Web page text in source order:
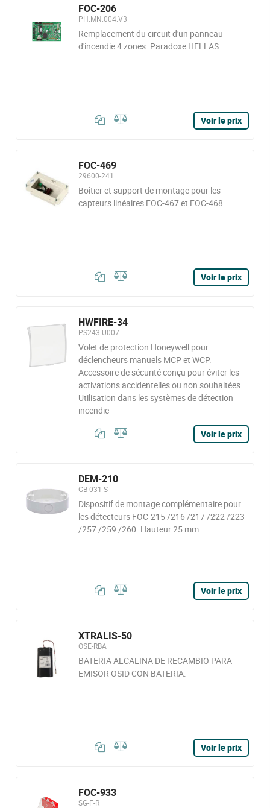
FOC-206
PH.MN.004.V3
Remplacement du circuit d'un panneau
d'incendie 4 zones. Paradoxe HELLAS.
Voir le prix
FOC-469
29600-241
Boîtier et support de montage pour les
capteurs linéaires FOC-467 et FOC-468
Voir le prix
HWFIRE-34
PS243-U007
Volet de protection Honeywell pour
déclencheurs manuels MCP et WCP.
Accessoire de sécurité conçu pour éviter les
activations accidentelles ou non souhaitées.
Utilisation dans les systèmes de détection
incendie
Voir le prix
DEM-210
GB-031-S
Dispositif de montage complémentaire pour
les détecteurs FOC-215 /216 /217 /222 /223
/257 /259 /260. Hauteur 25 mm
Voir le prix
XTRALIS-50
OSE-RBA
BATERIA ALCALINA DE RECAMBIO PARA
EMISOR OSID CON BATERIA.
Voir le prix
FOC-933
SG-F-R